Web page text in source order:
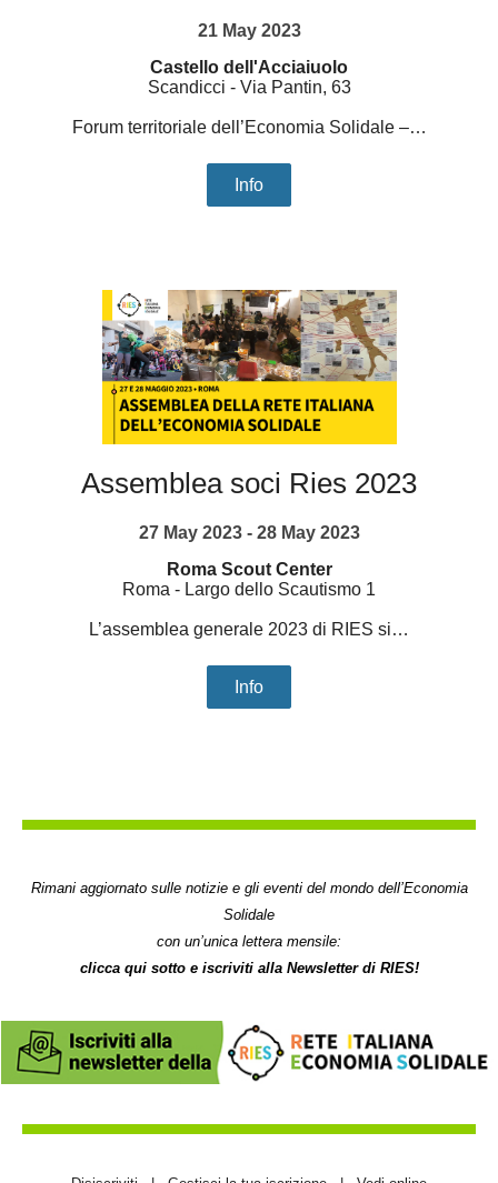
21 May 2023
Castello dell'Acciaiuolo
Scandicci - Via Pantin, 63
Forum territoriale dell’Economia Solidale –…
Info
Assemblea soci Ries 2023
27 May 2023 - 28 May 2023
Roma Scout Center
Roma - Largo dello Scautismo 1
L’assemblea generale 2023 di RIES si…
Info
Rimani aggiornato sulle notizie e gli eventi del mondo dell’Economia
Solidale
con un’unica lettera mensile:
clicca qui sotto e iscriviti alla Newsletter di RIES!